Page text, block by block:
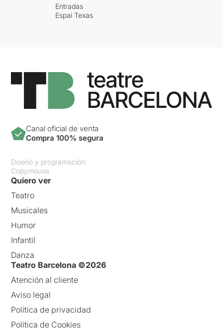
Entradas
Espai Texas
Canal oficial de venta
Compra 100% segura
Diseño y programación:
Copymouse
Quiero ver
Teatro
Musicales
Humor
Infantil
Danza
Teatro Barcelona ©2026
Atención al cliente
Aviso legal
Política de privacidad
Política de Cookies